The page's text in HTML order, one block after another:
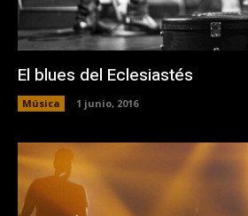
El blues del Eclesiastés
Música 1 junio, 2016